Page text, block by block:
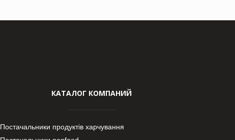
КАТАЛОГ КОМПАНИЙ
Постачальники продуктів харчування